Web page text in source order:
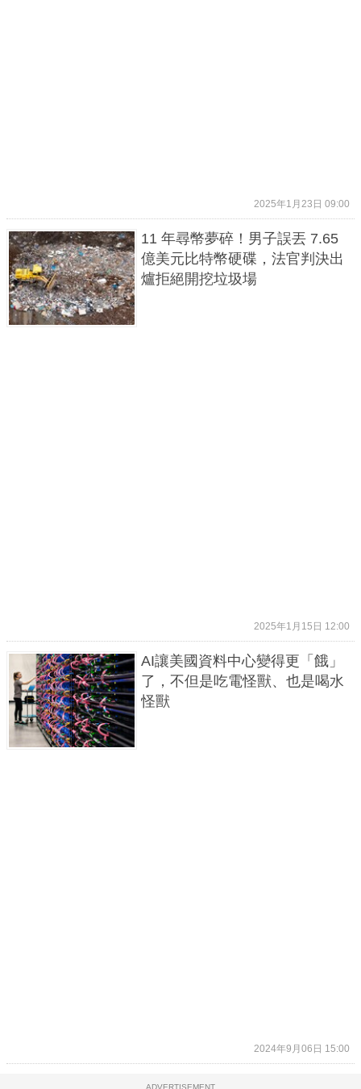
2025年1月23日 09:00
11 年尋幣夢碎！男子誤丟 7.65
億美元比特幣硬碟，法官判決出
爐拒絕開挖垃圾場
2025年1月15日 12:00
AI讓美國資料中心變得更「餓」
了，不但是吃電怪獸、也是喝水
怪獸
2024年9月06日 15:00
ADVERTISEMENT